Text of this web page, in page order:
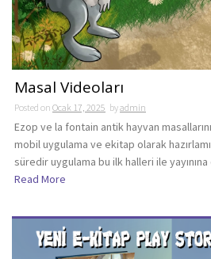
Masal Videoları
Posted on Ocak 17, 2025 byadmin
Ezop ve la fontain antik hayvan
mobil uygulama ve ekitap olarak
süredir uygulama bu ilk halleri ile
Read More